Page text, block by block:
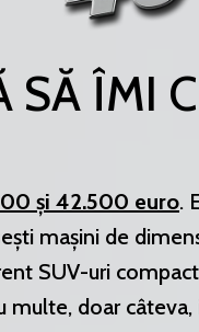
SĂ ÎMI
și 42.500 euro.
mașini de
SUV-uri
doar